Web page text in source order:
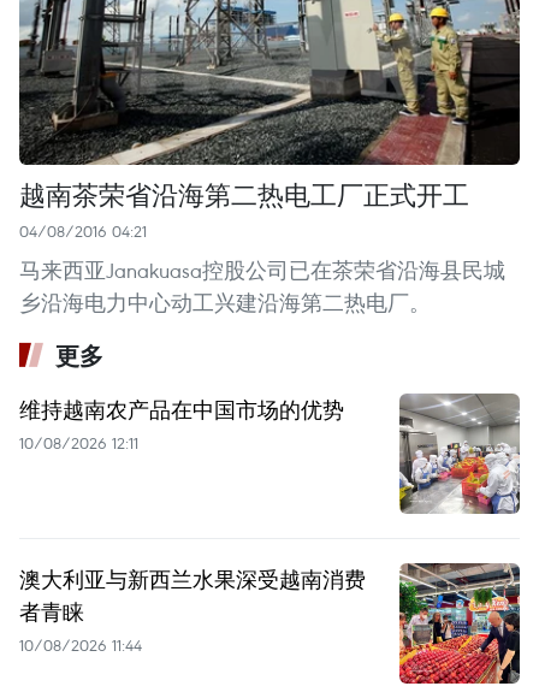
越南茶荣省沿海第二热电工厂正式开工
04/08/2016 04:21
马来西亚Janakuasa控股公司已在茶荣省沿海县民城
乡沿海电力中心动工兴建沿海第二热电厂。
更多
维持越南农产品在中国市场的优势
10/08/2026 12:11
澳大利亚与新西兰水果深受越南消费
者青睐
10/08/2026 11:44